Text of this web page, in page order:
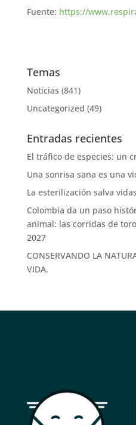
Fuente: https://
Temas
Noticias (841)
Uncategorized (49)
Entradas recientes
El tráfico de especies: un
Una sonrisa sana es una
La esterilización salva vidas
Colombia da un paso
animal: las corridas de
2027
CONSERVANDO LA
VIDA.